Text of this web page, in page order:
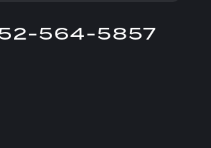
564-5857